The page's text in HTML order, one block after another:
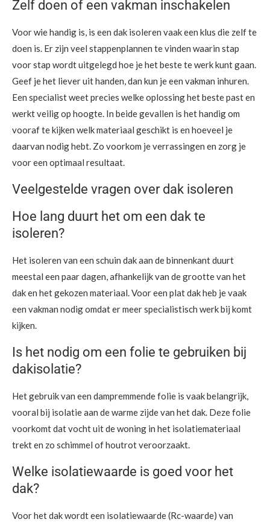
Zelf doen of een vakman inschakelen
Voor wie handig is, is een dak isoleren vaak een klus die zelf te
doen is. Er zijn veel stappenplannen te vinden waarin stap
voor stap wordt uitgelegd hoe je het beste te werk kunt gaan.
Geef je het liever uit handen, dan kun je een vakman inhuren.
Een specialist weet precies welke oplossing het beste past en
werkt veilig op hoogte. In beide gevallen is het handig om
vooraf te kijken welk materiaal geschikt is en hoeveel je
daarvan nodig hebt. Zo voorkom je verrassingen en zorg je
voor een optimaal resultaat.
Veelgestelde vragen over dak isoleren
Hoe lang duurt het om een dak te
isoleren?
Het isoleren van een schuin dak aan de binnenkant duurt
meestal een paar dagen, afhankelijk van de grootte van het
dak en het gekozen materiaal. Voor een plat dak heb je vaak
een vakman nodig omdat er meer specialistisch werk bij komt
kijken.
Is het nodig om een folie te gebruiken bij
dakisolatie?
Het gebruik van een dampremmende folie is vaak belangrijk,
vooral bij isolatie aan de warme zijde van het dak. Deze folie
voorkomt dat vocht uit de woning in het isolatiemateriaal
trekt en zo schimmel of houtrot veroorzaakt.
Welke isolatiewaarde is goed voor het
dak?
Voor het dak wordt een isolatiewaarde (Rc-waarde) van